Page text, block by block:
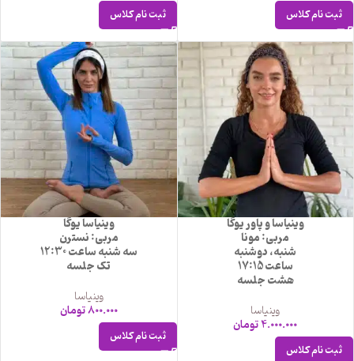
ثبت نام کلاس ثبت نام کلاس
وینیاسا و پاور یوگا
مربی: مونا
شنبه، دوشنبه
ساعت 17:15
هشت جلسه
وینیاسا
4.000.000تومان
ثبت نام کلاس
وینیاسا یوگا
مربی: نسترن
سه شنبه ساعت 12:30
تک جلسه
وینیاسا
800.000تومان
ثبت نام کلاس